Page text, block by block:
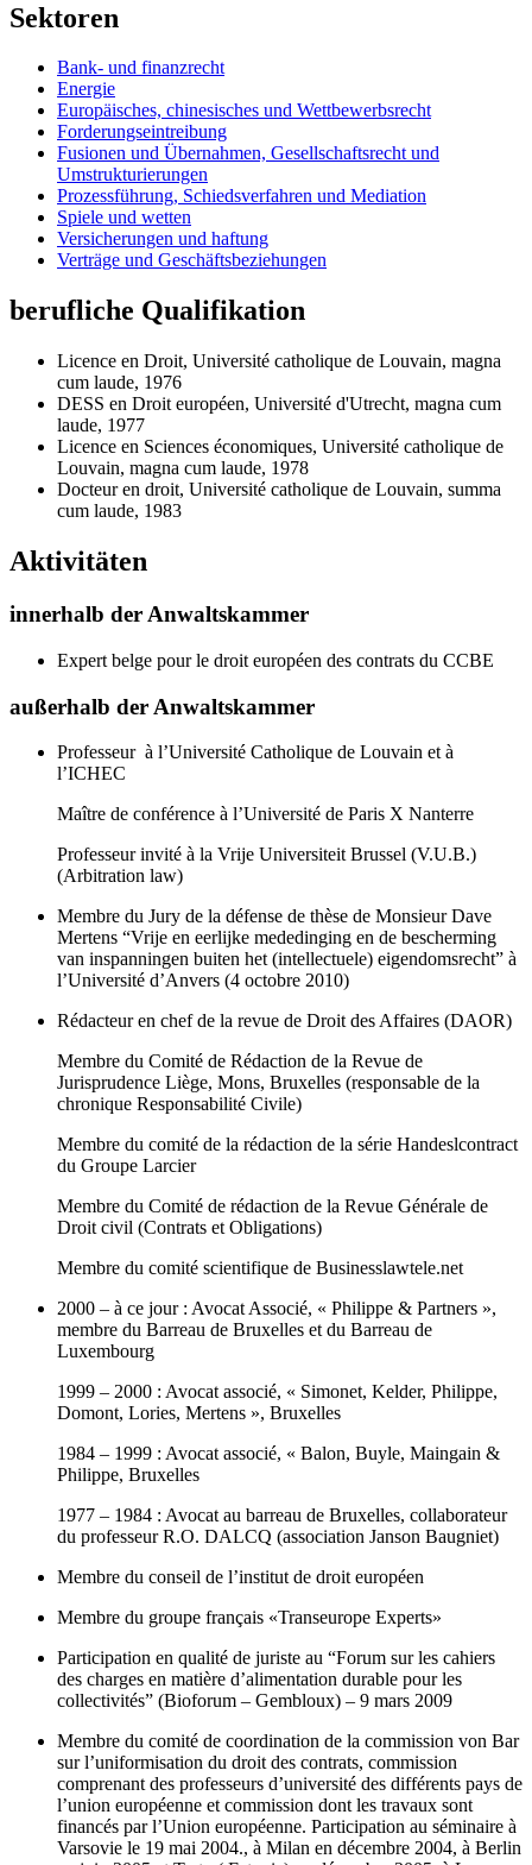
Sektoren
Bank- und finanzrecht
Energie
Europäisches, chinesisches und Wettbewerbsrecht
Forderungseintreibung
Fusionen und Übernahmen, Gesellschaftsrecht und
Umstrukturierungen
Prozessführung, Schiedsverfahren und Mediation
Spiele und wetten
Versicherungen und haftung
Verträge und Geschäftsbeziehungen
berufliche Qualifikation
Licence en Droit, Université catholique de Louvain, magna
cum laude, 1976
DESS en Droit européen, Université d'Utrecht, magna cum
laude, 1977
Licence en Sciences économiques, Université catholique de
Louvain, magna cum laude, 1978
Docteur en droit, Université catholique de Louvain, summa
cum laude, 1983
Aktivitäten
innerhalb der Anwaltskammer
Expert belge pour le droit européen des contrats du CCBE
außerhalb der Anwaltskammer
Professeur à l’Université Catholique de Louvain et à
l’ICHEC
Maître de conférence à l’Université de Paris X Nanterre
Professeur invité à la Vrije Universiteit Brussel (V.U.B.)
(Arbitration law)
Membre du Jury de la défense de thèse de Monsieur Dave
Mertens “Vrije en eerlijke mededinging en de bescherming
van inspanningen buiten het (intellectuele) eigendomsrecht” à
l’Université d’Anvers (4 octobre 2010)
Rédacteur en chef de la revue de Droit des Affaires (DAOR)
Membre du Comité de Rédaction de la Revue de
Jurisprudence Liège, Mons, Bruxelles (responsable de la
chronique Responsabilité Civile)
Membre du comité de la rédaction de la série Handeslcontract
du Groupe Larcier
Membre du Comité de rédaction de la Revue Générale de
Droit civil (Contrats et Obligations)
Membre du comité scientifique de Businesslawtele.net
2000 – à ce jour : Avocat Associé, « Philippe & Partners »,
membre du Barreau de Bruxelles et du Barreau de
Luxembourg
1999 – 2000 : Avocat associé, « Simonet, Kelder, Philippe,
Domont, Lories, Mertens », Bruxelles
1984 – 1999 : Avocat associé, « Balon, Buyle, Maingain &
Philippe, Bruxelles
1977 – 1984 : Avocat au barreau de Bruxelles, collaborateur
du professeur R.O. DALCQ (association Janson Baugniet)
Membre du conseil de l’institut de droit européen
Membre du groupe français «Transeurope Experts»
Participation en qualité de juriste au “Forum sur les cahiers
des charges en matière d’alimentation durable pour les
collectivités” (Bioforum – Gembloux) – 9 mars 2009
Membre du comité de coordination de la commission von Bar
sur l’uniformisation du droit des contrats, commission
comprenant des professeurs d’université des différents pays de
l’union européenne et commission dont les travaux sont
financés par l’Union européenne. Participation au séminaire à
Varsovie le 19 mai 2004., à Milan en décembre 2004, à Berlin